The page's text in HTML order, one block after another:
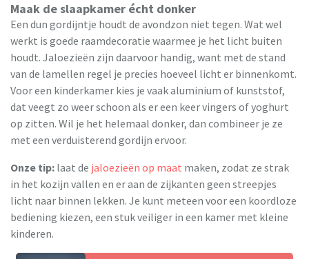
Maak de slaapkamer écht donker
Een dun gordijntje houdt de avondzon niet tegen. Wat wel
werkt is goede raamdecoratie waarmee je het licht buiten
houdt. Jaloezieën zijn daarvoor handig, want met de stand
van de lamellen regel je precies hoeveel licht er binnenkomt.
Voor een kinderkamer kies je vaak aluminium of kunststof,
dat veegt zo weer schoon als er een keer vingers of yoghurt
op zitten. Wil je het helemaal donker, dan combineer je ze
met een verduisterend gordijn ervoor.
Onze tip: laat de jaloezieën op maat maken, zodat ze strak
in het kozijn vallen en er aan de zijkanten geen streepjes
licht naar binnen lekken. Je kunt meteen voor een koordloze
bediening kiezen, een stuk veiliger in een kamer met kleine
kinderen.